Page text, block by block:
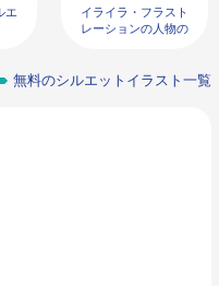
エ
イライラ・フラスト
レーションの人物の
無料のシルエットイラスト一覧